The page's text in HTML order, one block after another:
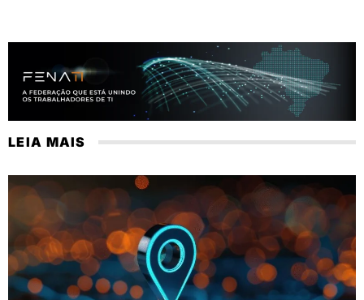
LEIA MAIS